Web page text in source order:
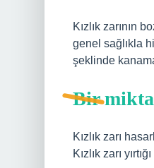
Kızlık zarının
genel sağlıkla
şeklinde
Bir
Kızlık zarı
Kızlık zarı